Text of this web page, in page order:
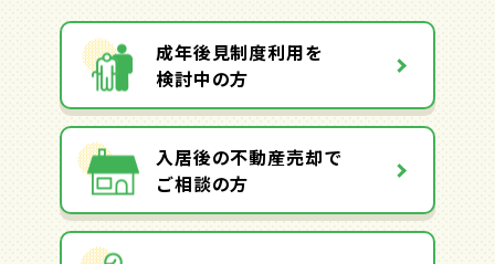
成年後見制度利用を
検討中の方
入居後の不動産売却で
ご相談の方